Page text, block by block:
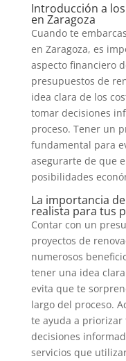
Introducción a
en Zaragoza
Cuando te
en Zaragoza, es
aspecto financiero
presupuestos de
idea clara de los
tomar decisiones
proceso. Tener un
fundamental para
asegurarte de que
posibilidades
La importancia
realista para tus
Contar con un
proyectos de
numerosos
tener una idea
evita que te
largo del proceso.
te ayuda a priorizar
decisiones
servicios que